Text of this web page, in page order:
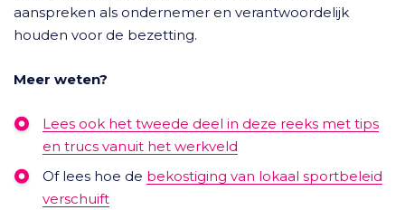
aanspreken als ondernemer en verantwoordelijk
houden voor de bezetting.
Meer weten?
Lees ook het tweede deel in deze reeks met tips
en trucs vanuit het werkveld
Of lees hoe de bekostiging van lokaal sportbeleid
verschuift